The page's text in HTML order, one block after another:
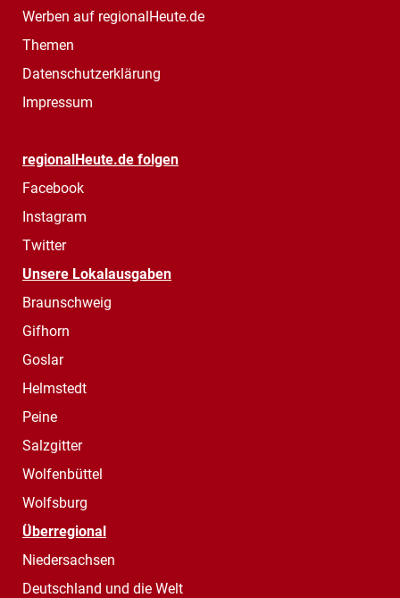
Werben auf regionalHeute.de
Themen
Datenschutzerklärung
Impressum
regionalHeute.de folgen
Facebook
Instagram
Twitter
Unsere Lokalausgaben
Braunschweig
Gifhorn
Goslar
Helmstedt
Peine
Salzgitter
Wolfenbüttel
Wolfsburg
Überregional
Niedersachsen
Deutschland und die Welt